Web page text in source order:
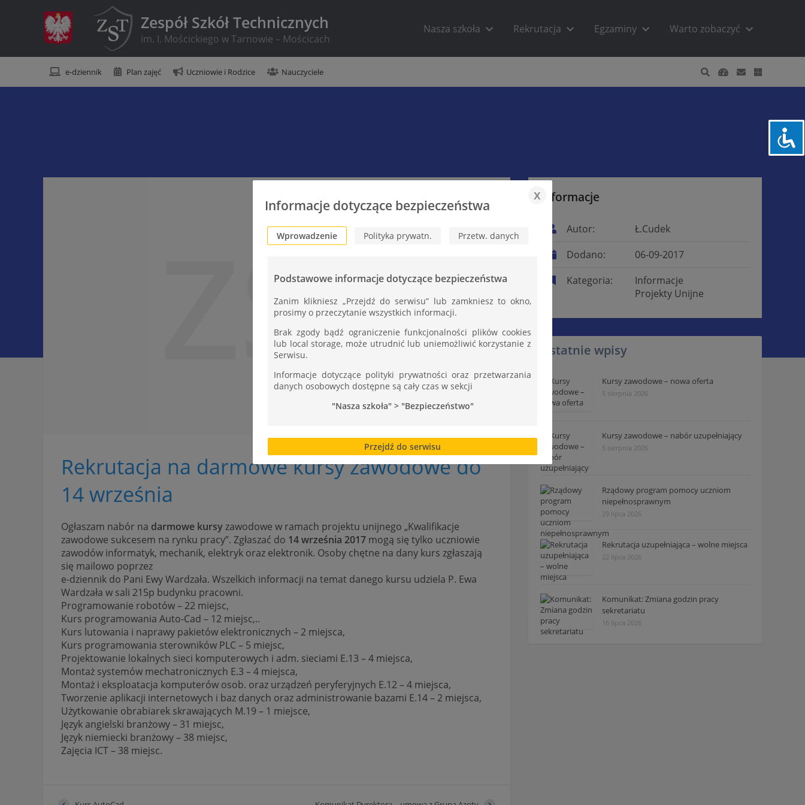
Zespół Szkół Technicznych
im. I. Mościckiego w Tarnowie – Mościcach
Nasza szkoła Rekrutacja Egzaminy Warto zobaczyć
e-dziennik Plan zajęć Uczniowie i Rodzice Nauczyciele
ZST
Rekrutacja na darmowe kursy zawodowe do
14 września
Ogłaszam nabór na darmowe kursyzawodowe w ramach projektu unijnego „Kwalifikacje
zawodowe sukcesem na rynku pracy”. Zgłaszać do 14 września 2017 mogą się tylko uczniowie
zawodów informatyk, mechanik, elektryk oraz elektronik. Osoby chętne na dany kurs zgłaszają
się mailowo poprzez
e-dziennik do Pani Ewy Wardzała. Wszelkich informacji na temat danego kursu udziela P. Ewa
Wardzała w sali 215p budynku pracowni.
Programowanie robotów – 22 miejsc,
Kurs programowania Auto-Cad – 12 miejsc,..
Kurs lutowania i naprawy pakietów elektronicznych – 2 miejsca,
Kurs programowania sterowników PLC – 5 miejsc,
Projektowanie lokalnych sieci komputerowych i adm. sieciami E.13 – 4 miejsca,
Montaż systemów mechatronicznych E.3 – 4 miejsca,
Montaż i eksploatacja komputerów osob. oraz urządzeń peryferyjnych E.12 – 4 miejsca,
Tworzenie aplikacji internetowych i baz danych oraz administrowanie bazami E.14 – 2 miejsca,
Użytkowanie obrabiarek skrawających M.19 – 1 miejsce,
Język angielski branżowy – 31 miejsc,
Język niemiecki branżowy – 38 miejsc,
Zajęcia ICT – 38 miejsc.
Informacje
Autor:
Ł.Cudek
Dodano:
06-09-2017
Kategoria:
Informacje
Projekty Unijne
Ostatnie wpisy
Kursy zawodowe – nowa oferta
5 sierpnia 2026
Kursy zawodowe – nabór uzupełniający
5 sierpnia 2026
Rządowy program pomocy uczniom
niepełnosprawnym
29 lipca 2026
Rekrutacja uzupełniająca – wolne miejsca
22 lipca 2026
Komunikat: Zmiana godzin pracy
sekretariatu
16 lipca 2026
Informacje dotyczące bezpieczeństwa
x
Wprowadzenie Polityka prywatn. Przetw. danych
Podstawowe informacje dotyczące bezpieczeństwa
Zanim klikniesz „Przejdź do serwisu” lub zamkniesz to okno,
prosimy o przeczytanie wszystkich informacji.
Brak zgody bądź ograniczenie funkcjonalności plików cookies
lub local storage, może utrudnić lub uniemożliwić korzystanie z
Serwisu.
Informacje dotyczące polityki prywatności oraz przetwarzania
danych osobowych dostępne są cały czas w sekcji
"Nasza szkoła" > "Bezpieczeństwo"
Przejdź do serwisu